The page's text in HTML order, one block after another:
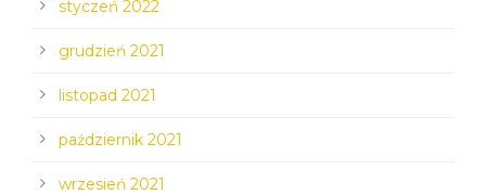
styczeń 2022
grudzień 2021
listopad 2021
październik 2021
wrzesień 2021